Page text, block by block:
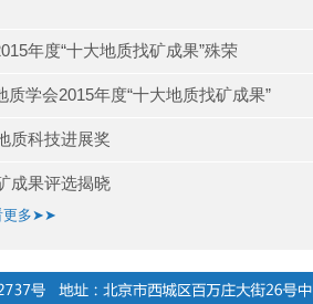
年度“十大地质找矿成果”殊荣
学会2015年度“十大地质找矿成果”
质科技进展奖
成果评选揭晓
更多➤➤